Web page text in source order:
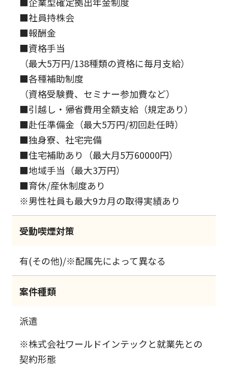
■社員持株会
■報酬金
■資格手当
（最大5万円/138種類の資格に毎月支給）
■各種補助制度
（資格受験費、セミナー参加費など）
■引越し・帰省費用全額支給（規定あり）
■赴任準備金（最大5万円/初回赴任時）
■独身寮、社宅完備
■住宅補助あり（最大月5万60000円）
■地域手当（最大3万円）
■育休/産休制度あり
※男性社員も最大9カ月の取得実績あり
受動喫煙対策
有(その他)/※配属先によって異なる
案件種類
派遣
※株式会社ワールドインテックと就業先との
契約形態